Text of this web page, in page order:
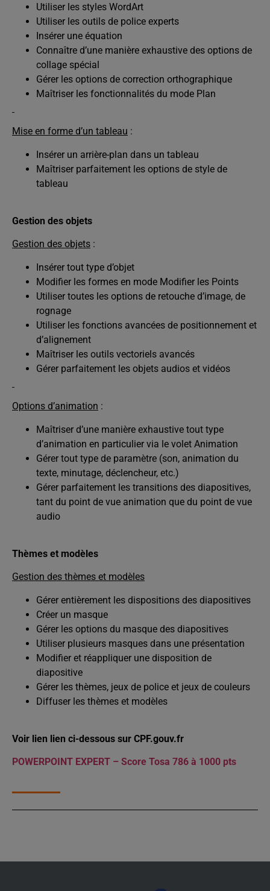
Utiliser les styles WordArt
Utiliser les outils de police experts
Insérer une équation
Connaître d’une manière exhaustive des options de
collage spécial
Gérer les options de correction orthographique
Maîtriser les fonctionnalités du mode Plan
Mise en forme d’un tableau :
Insérer un arrière-plan dans un tableau
Maîtriser parfaitement les options de style de
tableau
Gestion des objets
Gestion des objets :
Insérer tout type d’objet
Modifier les formes en mode Modifier les Points
Utiliser toutes les options de retouche d’image, de
rognage
Utiliser les fonctions avancées de positionnement et
d’alignement
Maîtriser les outils vectoriels avancés
Gérer parfaitement les objets audios et vidéos
Options d’animation :
Maîtriser d’une manière exhaustive tout type
d’animation en particulier via le volet Animation
Gérer tout type de paramètre (son, animation du
texte, minutage, déclencheur, etc.)
Gérer parfaitement les transitions des diapositives,
tant du point de vue animation que du point de vue
audio
Thèmes et modèles
Gestion des thèmes et modèles
Gérer entièrement les dispositions des diapositives
Créer un masque
Gérer les options du masque des diapositives
Utiliser plusieurs masques dans une présentation
Modifier et réappliquer une disposition de
diapositive
Gérer les thèmes, jeux de police et jeux de couleurs
Diffuser les thèmes et modèles
Voir lien lien ci-dessous sur CPF.gouv.fr
POWERPOINT EXPERT – Score Tosa 786 à 1000 pts